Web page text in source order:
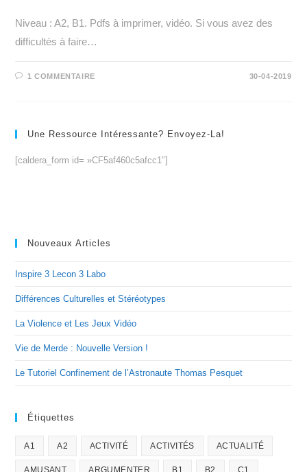
Niveau : A2, B1. Pdfs à imprimer, vidéo. Si vous avez des
difficultés à faire…
1 COMMENTAIRE 30-04-2019
Une Ressource Intéressante? Envoyez-La!
[caldera_form id= »CF5af460c5afcc1″]
Nouveaux Articles
Inspire 3 Lecon 3 Labo
Différences Culturelles et Stéréotypes
La Violence et Les Jeux Vidéo
Vie de Merde : Nouvelle Version !
Le Tutoriel Confinement de l’Astronaute Thomas Pesquet
Étiquettes
A1 A2 ACTIVITÉ ACTIVITÉS ACTUALITÉ
AMUSANT ARGUMENTER B1 B2 C1